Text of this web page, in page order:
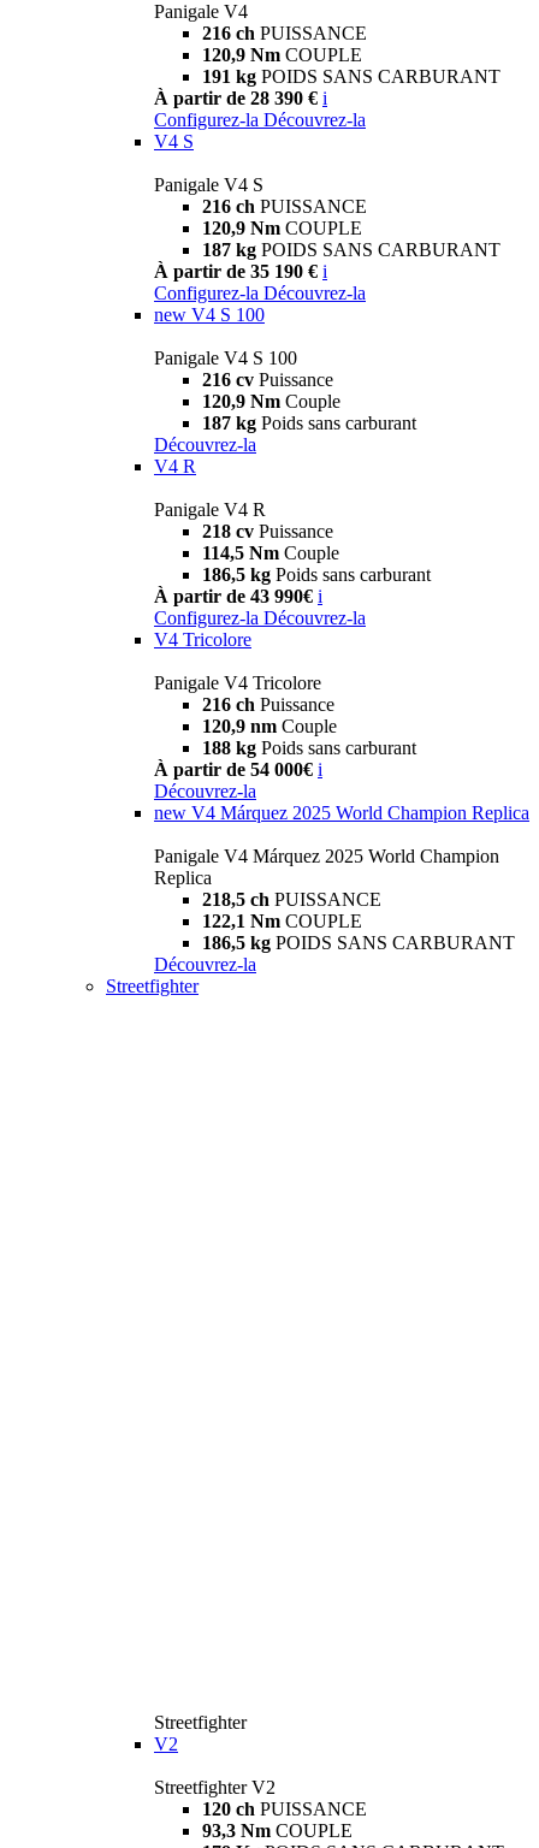
Panigale V4
216 ch PUISSANCE
120,9 Nm COUPLE
191 kg POIDS SANS CARBURANT
À partir de 28 390 € i
Configurez-la Découvrez-la
V4 S
Panigale V4 S
216 ch PUISSANCE
120,9 Nm COUPLE
187 kg POIDS SANS CARBURANT
À partir de 35 190 € i
Configurez-la Découvrez-la
new V4 S 100
Panigale V4 S 100
216 cv Puissance
120,9 Nm Couple
187 kg Poids sans carburant
Découvrez-la
V4 R
Panigale V4 R
218 cv Puissance
114,5 Nm Couple
186,5 kg Poids sans carburant
À partir de 43 990€ i
Configurez-la Découvrez-la
V4 Tricolore
Panigale V4 Tricolore
216 ch Puissance
120,9 nm Couple
188 kg Poids sans carburant
À partir de 54 000€ i
Découvrez-la
new V4 Márquez 2025 World Champion Replica
Panigale V4 Márquez 2025 World Champion
Replica
218,5 ch PUISSANCE
122,1 Nm COUPLE
186,5 kg POIDS SANS CARBURANT
Découvrez-la
Streetfighter
Streetfighter
V2
Streetfighter V2
120 ch PUISSANCE
93,3 Nm COUPLE